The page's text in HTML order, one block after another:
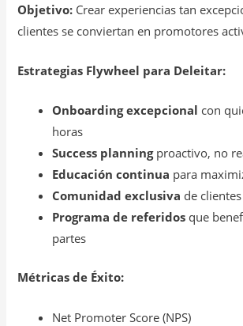
Objetivo: Crear experiencias tan
clientes se conviertan en promotores
Estrategias Flywheel para Deleitar:
Onboarding excepcional con
horas
Success planningproactivo, no
Educación continua para
Comunidad exclusiva de clientes
Programa de referidos que
partes
Métricas de Éxito:
Net Promoter Score (NPS)